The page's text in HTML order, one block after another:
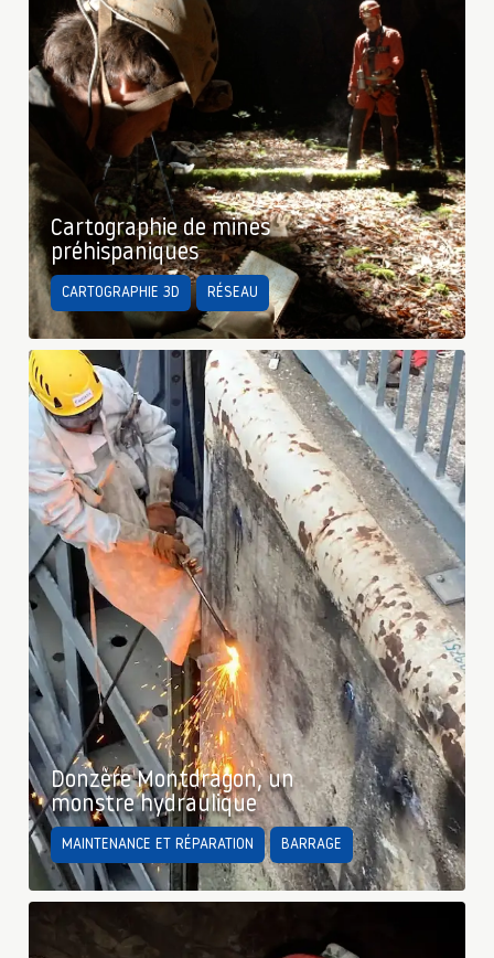
Cartographie de mines
préhispaniques
CARTOGRAPHIE 3D RÉSEAU
Donzère Montdragon, un
monstre hydraulique
MAINTENANCE ET RÉPARATION BARRAGE